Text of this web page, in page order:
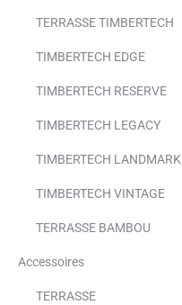
TERRASSE TIMBERTECH
TIMBERTECH EDGE
TIMBERTECH RESERVE
TIMBERTECH LEGACY
TIMBERTECH LANDMARK
TIMBERTECH VINTAGE
TERRASSE BAMBOU
Accessoires
TERRASSE